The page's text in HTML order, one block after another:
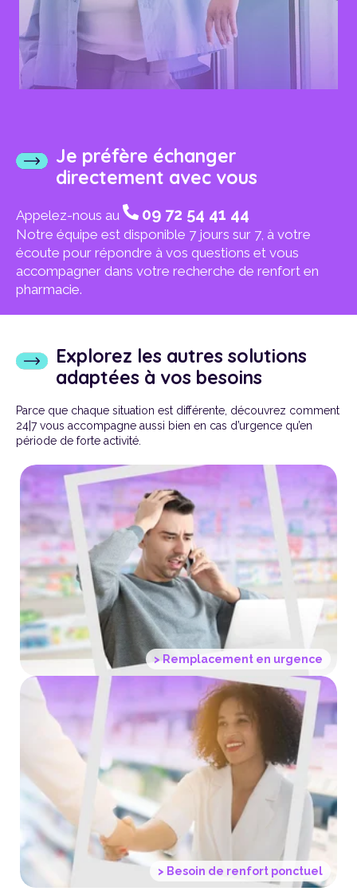
Je préfère échanger
directement avec vous
Appelez-nous au 09 72 54 41 44
Notre équipe est disponible 7 jours sur 7, à votre
écoute pour répondre à vos questions et vous
accompagner dans votre recherche de renfort en
pharmacie.
Explorez les autres solutions
adaptées à vos besoins
Parce que chaque situation est différente, découvrez comment
24|7 vous accompagne aussi bien en cas d’urgence qu’en
période de forte activité.
> Remplacement en urgence
Besoin d'un remplaçant
en urgence : trouvez une solution
rapideet efficace avec 24|7
> Besoin de renfort ponctuel
Faites appel aux remplaçants
24|7 pour renforcer votre équipe
lors des pics d'activité